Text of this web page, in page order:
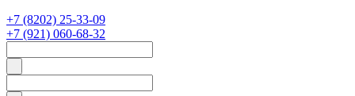
+7 (8202) 25-33-09
+7 (921) 060-68-32